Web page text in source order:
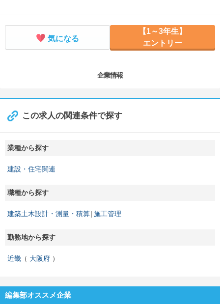
気になる
【1～3年生】
エントリー
企業情報
この求人の関連条件で探す
業種から探す
建設・住宅関連
職種から探す
建築土木設計・測量・積算 施工管理
勤務地から探す
近畿 大阪府
編集部オススメ企業